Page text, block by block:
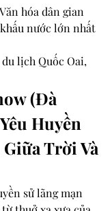
Văn hóa dân gian
nước lớn nhất
lịch Quốc Oai,
(Đà
Huyền
Trời Và
sử lãng mạn